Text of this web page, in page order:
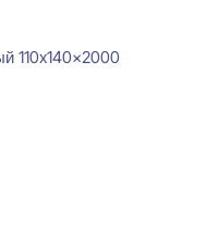
110x140x2000